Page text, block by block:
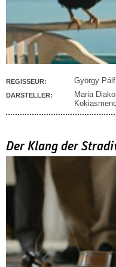
REGISSEUR: György Pálfi
DARSTELLER: Maria
Der Klang der